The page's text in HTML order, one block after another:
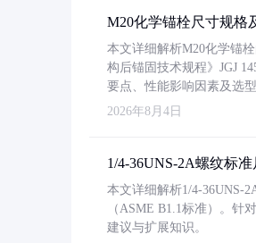
M20化学锚栓尺寸规格
本文详细解析M20化学锚
构后锚固技术规程》JGJ
要点、性能影响因素及选
2026年8月4日
1/4-36UNS-2A螺纹标
本文详细解析1/4-36UNS-
（ASME B1.1标准）。针
建议与扩展知识。